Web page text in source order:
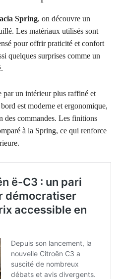
Spring, on découvre un
Les matériaux utilisés sont
pour offrir praticité et confort
quelques surprises comme un
par un intérieur plus raffiné et
est moderne et ergonomique,
des commandes. Les finitions
à la Spring, ce qui renforce